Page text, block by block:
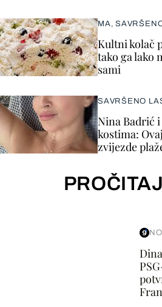
MA,
Kultni kolač
tako ga lako
sami
SAVRŠENO
Nina Badrić
kostima:
zvijezde